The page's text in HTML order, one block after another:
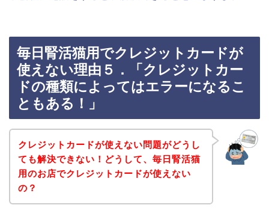
毎日腎活猫用でクレジットカードが
使えない理由５．「クレジットカー
ドの種類によってはエラーになるこ
ともある！」
クレジットカードが使えない問題がどうし
ても解決できない！どうして、毎日腎活猫
用のお店でクレジットカードが使えない
の？